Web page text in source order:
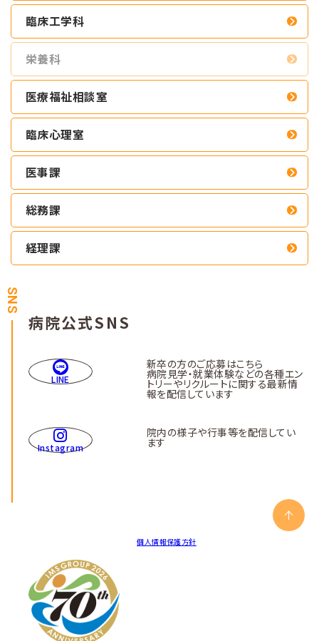
臨床工学科
栄養科
医療福祉相談室
臨床心理室
医事課
総務課
経理課
SNS
病院公式SNS
LINE
新卒の方のご応募はこちら
病院見学・就業体験などの各種エン
トリーやリクルートに関する最新情
報を配信しています
Instagram
院内の様子や行事等を配信してい
ます
個人情報保護方針